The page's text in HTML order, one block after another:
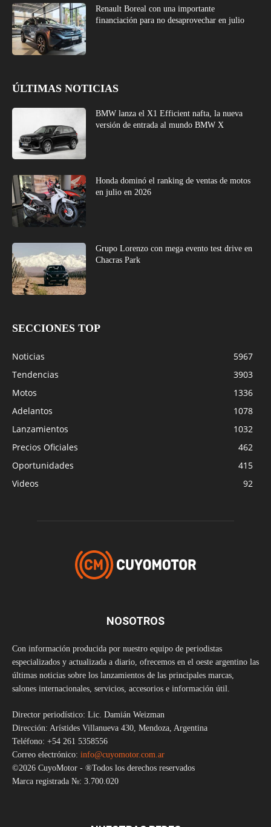
Renault Boreal con una importante
financiación para no desaprovechar en julio
ÚLTIMAS NOTICIAS
BMW lanza el X1 Efficient nafta, la nueva
versión de entrada al mundo BMW X
Honda dominó el ranking de ventas de motos
en julio en 2026
Grupo Lorenzo con mega evento test drive en
Chacras Park
SECCIONES TOP
Noticias
5967
Tendencias
3903
Motos
1336
Adelantos
1078
Lanzamientos
1032
Precios Oficiales
462
Oportunidades
415
Videos
92
NOSOTROS
Con información producida por nuestro equipo de periodistas
especializados y actualizada a diario, ofrecemos en el oeste argentino las
últimas noticias sobre los lanzamientos de las principales marcas,
salones internacionales, servicios, accesorios e información útil.
Director periodístico: Lic. Damián Weizman
Dirección: Arístides Villanueva 430, Mendoza, Argentina
Teléfono: +54 261 5358556
Correo electrónico: info@cuyomotor.com.ar
©2026 CuyoMotor - ®Todos los derechos reservados
Marca registrada №: 3.700.020